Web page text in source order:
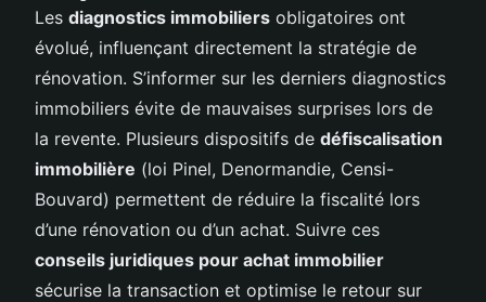
Les diagnostics immobiliers obligatoires ont
évolué, influençant directement la stratégie de
rénovation. S’informer sur les derniers diagnostics
immobiliers évite de mauvaises surprises lors de
la revente. Plusieurs dispositifs de défiscalisation
immobilière (loi Pinel, Denormandie, Censi-
Bouvard) permettent de réduire la fiscalité lors
d’une rénovation ou d’un achat. Suivre ces
conseils juridiques pour achat immobilier
sécurise la transaction et optimise le retour sur